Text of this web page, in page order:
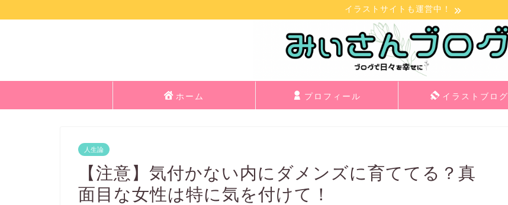
イラストサイトも運営中！
ホーム プロフィール イラストブログ
人生論
【注意】気付かない内にダメンズに育ててる？真
面目な女性は特に気を付けて！